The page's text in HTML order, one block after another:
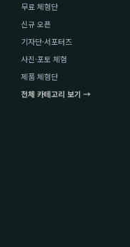
무료 체험단
신규 오픈
기자단·서포터즈
사진·포토 체험
제품 체험단
전체 카테고리 보기 →